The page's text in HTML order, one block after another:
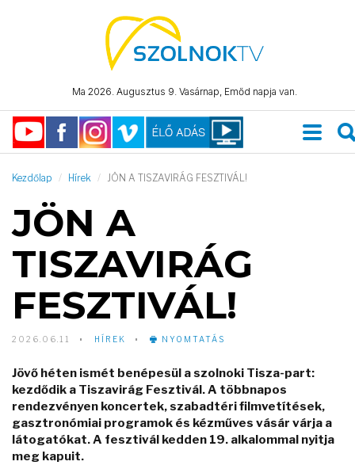
Ma 2026. Augusztus 9. Vasárnap, Emőd napja van.
Kezdőlap Hírek JÖN A TISZAVIRÁG FESZTIVÁL!
JÖN A
TISZAVIRÁG
FESZTIVÁL!
2026.06.11 HÍREK NYOMTATÁS
Jövő héten ismét benépesül a szolnoki Tisza-part:
kezdődik a Tiszavirág Fesztivál. A többnapos
rendezvényen koncertek, szabadtéri filmvetítések,
gasztronómiai programok és kézműves vásár várja a
látogatókat. A fesztivál kedden 19. alkalommal nyitja
meg kapuit.